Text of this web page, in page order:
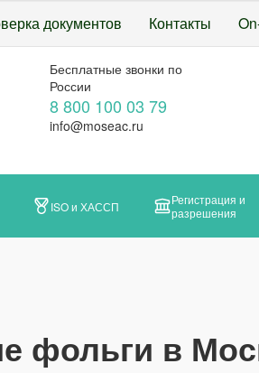
документов Контакты
Бесплатные звонки по
России
8 800 100 03 79
info@moseac.ru
ISO и ХАССП
Регистрация и
разрешения
фольги в